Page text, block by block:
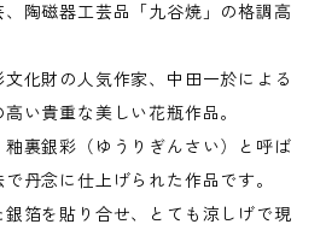
陶磁器工芸品「九谷焼」の格調高
化財の人気作家、中田一於による
い貴重な美しい花瓶作品。
裏銀彩（ゆうりぎんさい）と呼ば
丹念に仕上げられた作品です。
箔を貼り合せ、とても涼しげで現